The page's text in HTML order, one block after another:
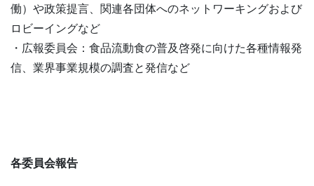
働）や政策提言、関連各団体へのネットワーキングおよび
ロビーイングなど
・広報委員会：食品流動食の普及啓発に向けた各種情報発
信、業界事業規模の調査と発信など
各委員会報告